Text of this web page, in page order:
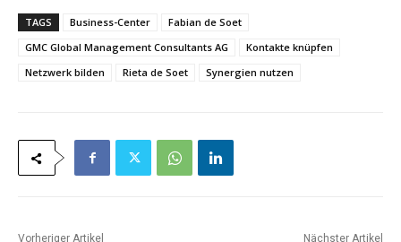
TAGS Business-Center
Fabian de Soet
GMC Global Management Consultants AG
Kontakte knüpfen
Netzwerk bilden
Rieta de Soet Synergien nutzen
Vorheriger Artikel Nächster Artikel